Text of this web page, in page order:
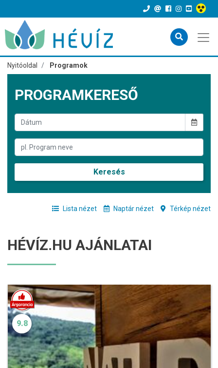
Nyitóoldal Programok
PROGRAMKERESŐ
Keresés
Lista nézet Naptár nézet Térkép nézet
HÉVÍZ.HU AJÁNLATAI
9.8